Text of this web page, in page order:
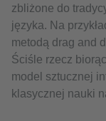
zbliżone do
języka. Na
metodą drag and
Ściśle rzecz
model sztucznej
klasycznej nauki